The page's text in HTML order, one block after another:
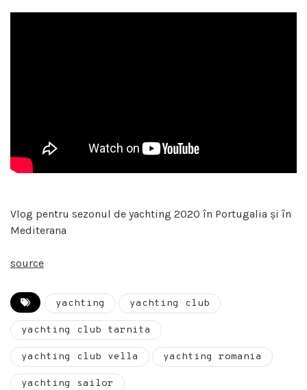
Vlog pentru sezonul de yachting 2020 în Portugalia și în
Mediterana
source
yachting yachting club
yachting club tarnita
yachting club vella yachting romania
yachting sailor